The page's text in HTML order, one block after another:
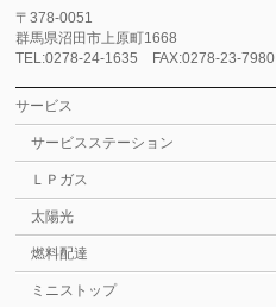
〒378-0051
群馬県沼田市上原町1668
TEL:0278-24-1635 FAX:0278-23-7980
サービス
サービスステーション
ＬＰガス
太陽光
燃料配達
ミニストップ